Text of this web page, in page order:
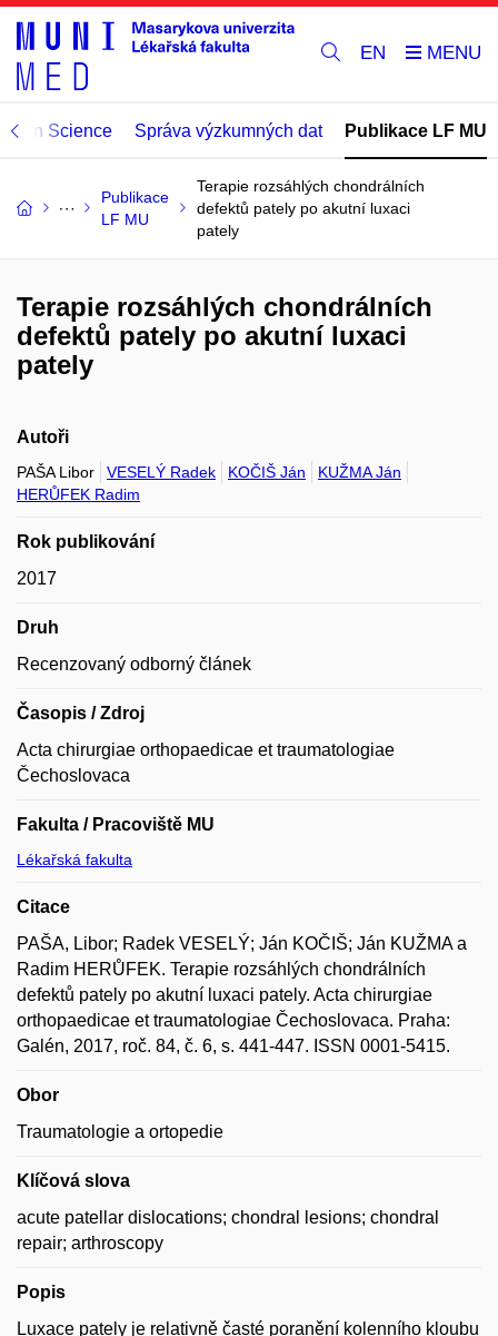
EN
Open Science Správa výzkumných dat Publikace LF MU
Publikace
LF MU
Terapie rozsáhlých chondrálních
defektů pately po akutní luxaci
pately
Terapie rozsáhlých chondrálních
defektů pately po akutní luxaci
pately
Autoři
PAŠA Libor VESELÝ Radek KOČIŠ Ján
KUŽMA Ján
HERŮFEK Radim
Rok publikování
2017
Druh
Recenzovaný odborný článek
Časopis / Zdroj
Acta chirurgiae orthopaedicae et traumatologiae
Čechoslovaca
Fakulta / Pracoviště MU
Lékařská fakulta
Citace
PAŠA, Libor; Radek VESELÝ; Ján KOČIŠ; Ján KUŽMA a
Radim HERŮFEK. Terapie rozsáhlých chondrálních
defektů pately po akutní luxaci pately. Acta chirurgiae
orthopaedicae et traumatologiae Čechoslovaca. Praha:
Galén, 2017, roč. 84, č. 6, s. 441-447. ISSN 0001-5415.
Obor
Traumatologie a ortopedie
Klíčová slova
acute patellar dislocations; chondral lesions; chondral
repair; arthroscopy
Popis
Luxace pately je relativně časté poranění kolenního kloubu